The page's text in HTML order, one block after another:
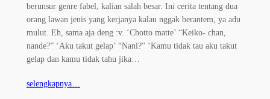
berunsur genre fabel, kalian salah besar. Ini cerita tentang dua
orang lawan jenis yang kerjanya kalau nggak berantem, ya adu
mulut. Eh, sama aja deng :v. ‘Chotto matte’ “Keiko- chan,
nande?” ‘Aku takut gelap’ “Nani?” ‘Kamu tidak tau aku takut
gelap dan kamu tidak tahu jika…
selengkapnya…